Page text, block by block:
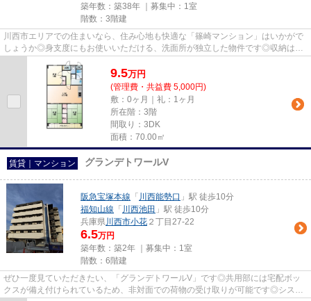
築年数：築38年 ｜募集中： 1室
階数：3階建
川西市エリアでの住まいなら、住み心地も快適な「篠崎マンション」はいかがで
しょうか◎身支度にもお使いいただける、洗面所が独立した物件です◎収納はク
ロゼット・シューズボックスな...
9.5万円
(管理費・共益費 5,000円)
敷：0ヶ月｜礼：1ヶ月
所在階：3階
間取り：3DK
面積：70.00㎡
賃貸｜マンション グランデトワールV
阪急宝塚本線 「 川西能勢口 」駅 徒歩10分
福知山線 「 川西池田 」駅 徒歩10分
兵庫県川西市小花 ２丁目27-22
6.5万円
築年数：築2年 ｜募集中： 1室
階数：6階建
ぜひ一度見ていただきたい、「グランデトワールV」です◎共用部には宅配ボッ
クスが備え付けられているため、非対面での荷物の受け取りが可能です◎システ